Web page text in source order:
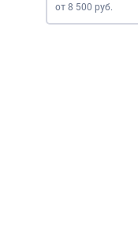
от 8 500 руб.